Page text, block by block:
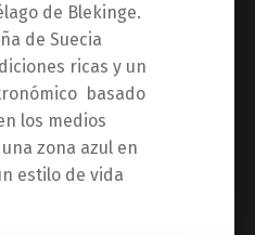
de Blekinge.
de Suecia
ricas y un
basado
los medios
zona azul en
estilo de vida